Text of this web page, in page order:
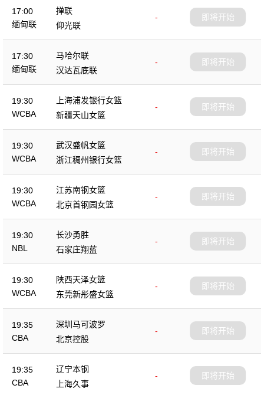
17:00
缅甸联
掸联
-
仰光联
即将开始
17:30
缅甸联
马哈尔联
-
汉达瓦底联
即将开始
19:30
WCBA
上海浦发银行女篮
-
新疆天山女篮
即将开始
19:30
WCBA
武汉盛帆女篮
-
浙江稠州银行女篮
即将开始
19:30
WCBA
江苏南钢女篮
-
北京首钢园女篮
即将开始
19:30
NBL
长沙勇胜
-
石家庄翔蓝
即将开始
19:30
WCBA
陕西天泽女篮
-
东莞新彤盛女篮
即将开始
19:35
CBA
深圳马可波罗
-
北京控股
即将开始
19:35
CBA
辽宁本钢
-
上海久事
即将开始